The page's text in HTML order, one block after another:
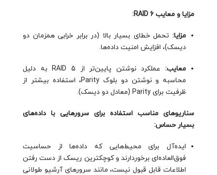
مزایا و معایب RAID 6:
مزایا: تحمل خطای بسیار بالا (در برابر خرابی همزمان دو
دیسک)، افزایش امنیت داده‌ها.
معایب:
عملکرد نوشتن پایین‌تر از RAID 5 به دلیل
محاسبه و نوشتن دو بلوک Parity، استفاده بیشتر از
ظرفیت برای Parity (معادل دو دیسک).
سناریوهای مناسب استفاده برای سرورهایی با داده‌های
بسیار حساس:
ایده‌آل برای محیط‌هایی که داده‌ها از حساسیت
فوق‌العاده‌ای برخوردارند و کوچکترین ریسک از دست رفتن
اطلاعات قابل قبول نیست، مانند سرورهای آرشیو طولانی